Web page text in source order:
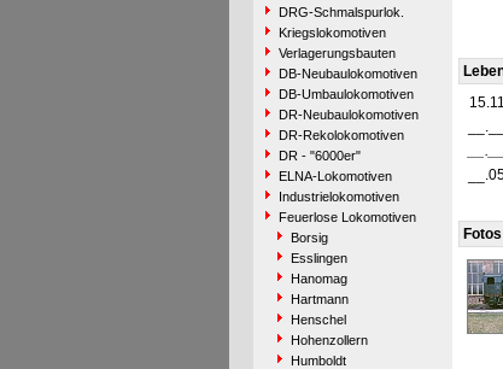
DRG-Schmalspurlok.
Kriegslokomotiven
Verlagerungsbauten
DB-Neubaulokomotiven
DB-Umbaulokomotiven
DR-Neubaulokomotiven
DR-Rekolokomotiven
DR - "6000er"
ELNA-Lokomotiven
Industrielokomotiven
Feuerlose Lokomotiven
Borsig
Esslingen
Hanomag
Hartmann
Henschel
Hohenzollern
Humboldt
Fotos